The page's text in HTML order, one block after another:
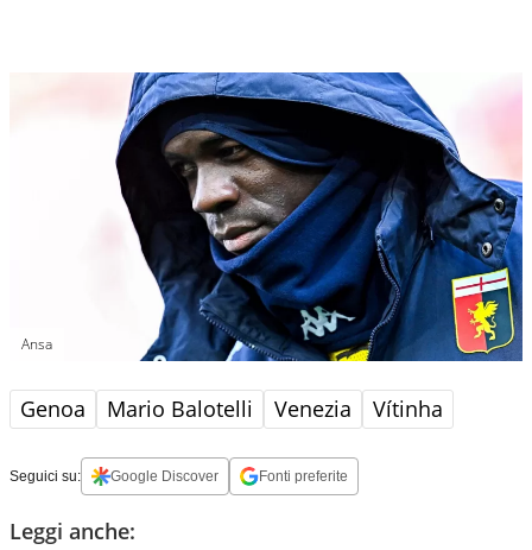
Ansa
Genoa Mario Balotelli Venezia Vítinha
Seguici su: Google Discover Fonti preferite
Leggi anche: